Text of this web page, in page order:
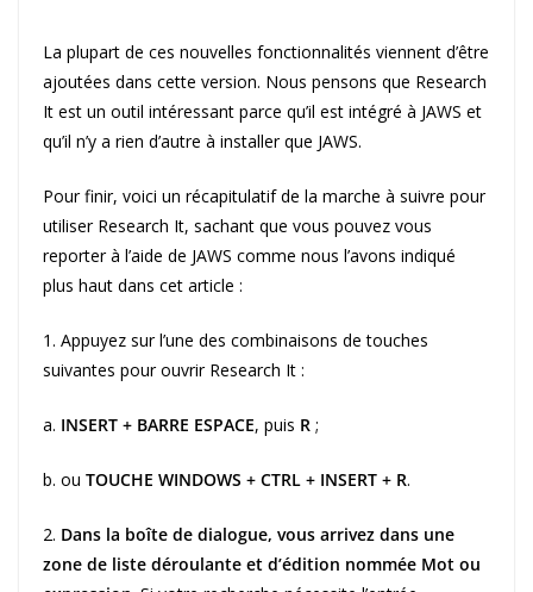
La plupart de ces nouvelles fonctionnalités viennent d’être
ajoutées dans cette version. Nous pensons que Research
It est un outil intéressant parce qu’il est intégré à JAWS et
qu’il n’y a rien d’autre à installer que JAWS.
Pour finir, voici un récapitulatif de la marche à suivre pour
utiliser Research It, sachant que vous pouvez vous
reporter à l’aide de JAWS comme nous l’avons indiqué
plus haut dans cet article :
1. Appuyez sur l’une des combinaisons de touches
suivantes pour ouvrir Research It :
a. INSERT + BARRE ESPACE, puis R ;
b. ou TOUCHE WINDOWS + CTRL + INSERT + R.
2. Dans la boîte de dialogue, vous arrivez dans une
zone de liste déroulante et d’édition nommée Mot ou